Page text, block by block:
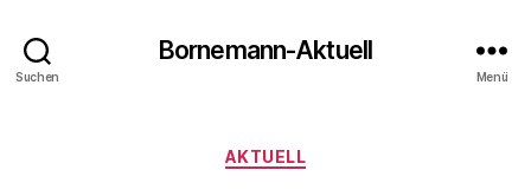
Suchen
Bornemann-Aktuell
Menü
Kategorien
AKTUELL